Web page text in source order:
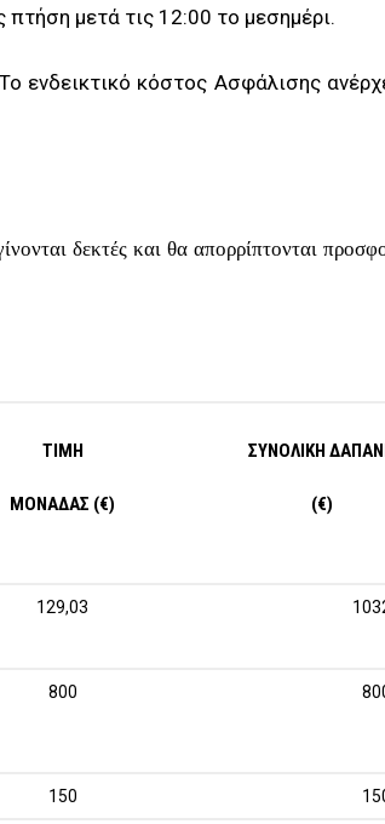
πτήση μετά τις 12:00 το μεσημέρι.
ενδεικτικό κόστος Ασφάλισης
δεκτές και θα απορρίπτονται
ΤΙΜΗ
ΜΟΝΑΔΑΣ (€)
ΣΥΝΟΛΙΚΗ
(€)
129,03
800
150